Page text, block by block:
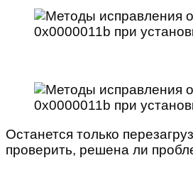
Останется только
проверить, решена ли